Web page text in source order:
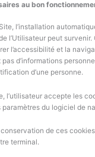
au bon
l’installation
l’Utilisateur peut survenir.
l’accessibilité et la
d’informations
d’une personne.
l’utilisateur accepte les
paramètres du logiciel de
de ces
terminal.